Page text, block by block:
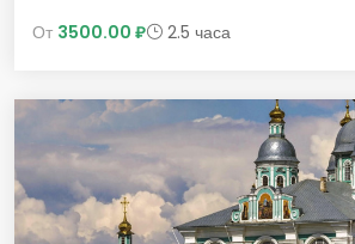
От 3500.00 ₽ 2.5 часа